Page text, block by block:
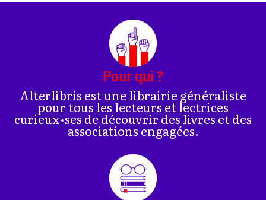
Pour qui ?
Alterlibris est une librairie généraliste
pour tous les lecteurs et lectrices
curieux•ses de découvrir des livres et des
associations engagées.